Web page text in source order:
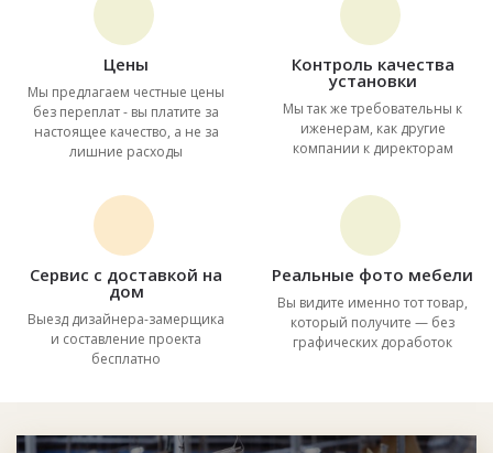
Цены
Мы предлагаем честные цены
без переплат - вы платите за
настоящее качество, а не за
лишние расходы
Контроль качества
установки
Мы так же требовательны к
иженерам, как другие
компании к директорам
Сервис с доставкой на
дом
Выезд дизайнера-замерщика
и составление проекта
бесплатно
Реальные фото мебели
Вы видите именно тот товар,
который получите — без
графических доработок